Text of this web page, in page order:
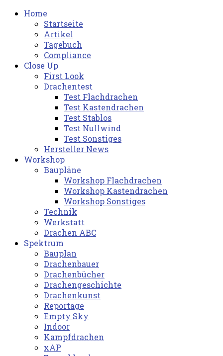
Home
Startseite
Artikel
Tagebuch
Compliance
Close Up
First Look
Drachentest
Test Flachdrachen
Test Kastendrachen
Test Stablos
Test Nullwind
Test Sonstiges
Hersteller News
Workshop
Baupläne
Workshop Flachdrachen
Workshop Kastendrachen
Workshop Sonstiges
Technik
Werkstatt
Drachen ABC
Spektrum
Bauplan
Drachenbauer
Drachenbücher
Drachengeschichte
Drachenkunst
Reportage
Empty Sky
Indoor
Kampfdrachen
xAP